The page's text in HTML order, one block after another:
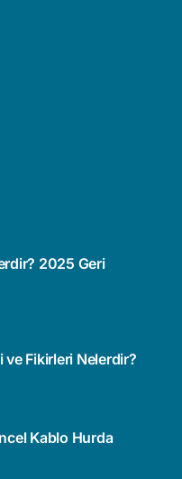
2025 Geri
Fikirleri Nelerdir?
Kablo Hurda